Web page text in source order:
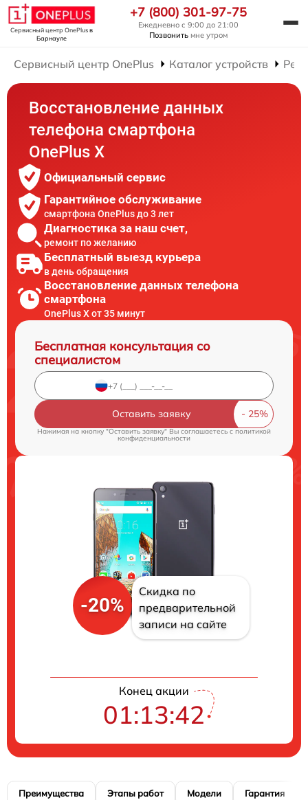
Сервисный центр OnePlusв
Барнауле
+7 (800) 301-97-75
Ежедневно с 9:00 до 21:00
Позвонить мне утром
Сервисный центр OnePlus Каталог устройств
Восстановление данных
телефона смартфона
OnePlus X
Официальный сервис
Гарантийное обслуживание
смартфона OnePlus до 3 лет
Диагностика за наш счет,
ремонт по желанию
Бесплатный выезд курьера
в день обращения
Восстановление данных телефона
смартфона
OnePlus X от 35 минут
Бесплатная консультация со
специалистом
Оставить заявку
Нажимая на кнопку "Оставить заявку" Вы соглашаетесь c политикой
конфиденциальности
-20%
Скидка по
предварительной
записи на сайте
Конец акции
01:13:41
Преимущества Этапы работ Модели Гарантия